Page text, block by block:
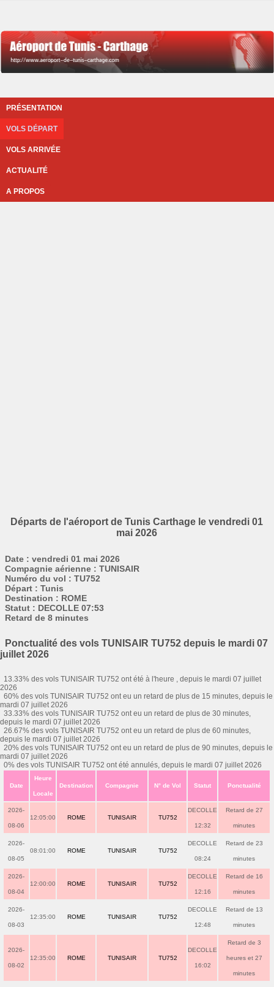
PRÉSENTATION
VOLS DÉPART
VOLS ARRIVÉE
ACTUALITÉ
A PROPOS
Départs de l'aéroport de Tunis Carthage le vendredi 01
mai 2026
Date : vendredi 01 mai 2026
Compagnie aérienne : TUNISAIR
Numéro du vol : TU752
Départ : Tunis
Destination : ROME
Statut : DECOLLE 07:53
Retard de 8 minutes
Ponctualité des vols TUNISAIR TU752 depuis le mardi 07
juillet 2026
13.33% des vols TUNISAIR TU752 ont été à l'heure , depuis le mardi 07 juillet
2026
60% des vols TUNISAIR TU752 ont eu un retard de plus de 15 minutes, depuis le
mardi 07 juillet 2026
33.33% des vols TUNISAIR TU752 ont eu un retard de plus de 30 minutes,
depuis le mardi 07 juillet 2026
26.67% des vols TUNISAIR TU752 ont eu un retard de plus de 60 minutes,
depuis le mardi 07 juillet 2026
20% des vols TUNISAIR TU752 ont eu un retard de plus de 90 minutes, depuis le
mardi 07 juillet 2026
0% des vols TUNISAIR TU752 ont été annulés, depuis le mardi 07 juillet 2026
Date
Heure
Locale
Destination Compagnie N° de Vol Statut Ponctualité
2026-
08-06
12:05:00 ROME TUNISAIR TU752
DECOLLE
12:32
Retard de 27
minutes
2026-
08-05
08:01:00 ROME TUNISAIR TU752
DECOLLE
08:24
Retard de 23
minutes
2026-
08-04
12:00:00 ROME TUNISAIR TU752
DECOLLE
12:16
Retard de 16
minutes
2026-
08-03
12:35:00 ROME TUNISAIR TU752
DECOLLE
12:48
Retard de 13
minutes
2026-
08-02
12:35:00 ROME TUNISAIR TU752
DECOLLE
16:02
Retard de 3
heures et 27
minutes